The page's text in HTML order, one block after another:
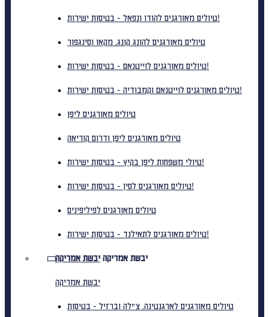
טיולים מאורגנים להודו ונפאל - בטיסות ישירות!
טיולים מאורגנים להונג קונג, מקאו וסינגפור
טיולים מאורגנים לוייטנאם - בטיסות ישירות!
טיולים מאורגנים לוייטנאם וקמבודיה - בטיסות ישירות!
טיולים מאורגנים ליפן
טיולים מאורגנים ליפן ודרום קוריאה
טיולי משפחות ליפן בקיץ - בטיסות ישירות!
טיולים מאורגנים לסין - בטיסות ישירות!
טיולים מאורגנים לפיליפינים
טיולים מאורגנים לתאילנד - בטיסות ישירות!
יבשת אמריקה יבשת אמריקה
יבשת אמריקה
טיולים מאורגנים לארגנטינה, צ'ילה וברזיל - בטיסות